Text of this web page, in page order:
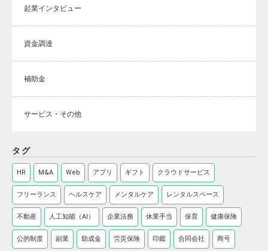
起業インタビュー
資金調達
補助金
サービス・その他
タグ
HR M&A Web アプリ ギフト クラウドサービス
フリーランス ヘルスケア メンタルケア レンタルスペース
不動産 人工知能（AI） 企業法務 休業手当 保育 健康保険
公的制度 副業 助成金 労災保険 印鑑 合同会社 商号